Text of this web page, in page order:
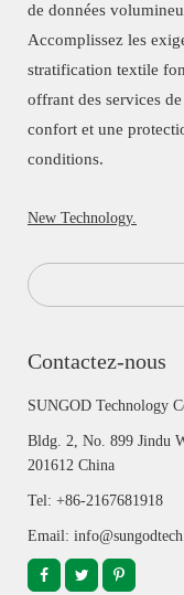
de données
Accomplissez les
stratification textile
offrant des services
confort et une
conditions.
New Technology.
Contactez-nous
SUNGOD Technology
Bldg. 2, No. 899 Jindu
201612 China
Tel: +86-2167681918
Email: